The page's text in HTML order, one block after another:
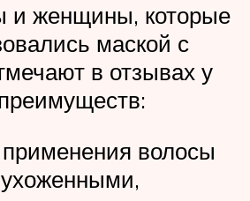
и женщины, которые
маской с
в отзывах у
применения волосы